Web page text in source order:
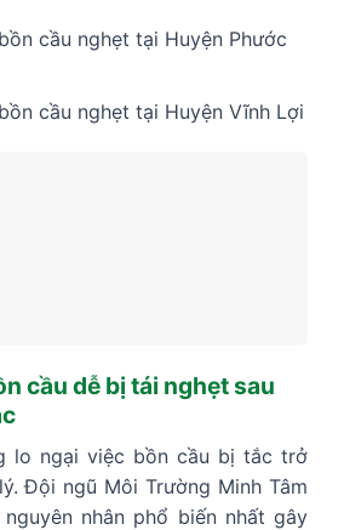
cầu nghẹt tại Huyện Phước
cầu nghẹt tại Huyện Vĩnh Lợi
cầu dễ bị tái nghẹt sau
lo ngại việc bồn cầu bị tắc trở
Đội ngũ Môi Trường Minh Tâm
nhân phổ biến nhất gây